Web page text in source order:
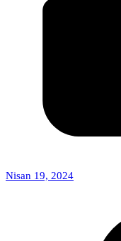
Nisan 19, 2024